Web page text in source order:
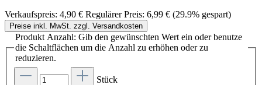
Verkaufspreis: 4,90 € Regulärer Preis: 6,99 € (29.9% gespart)
Preise inkl. MwSt. zzgl. Versandkosten
Produkt Anzahl: Gib den gewünschten Wert ein oder benutze
die Schaltflächen um die Anzahl zu erhöhen oder zu
reduzieren.
Stück